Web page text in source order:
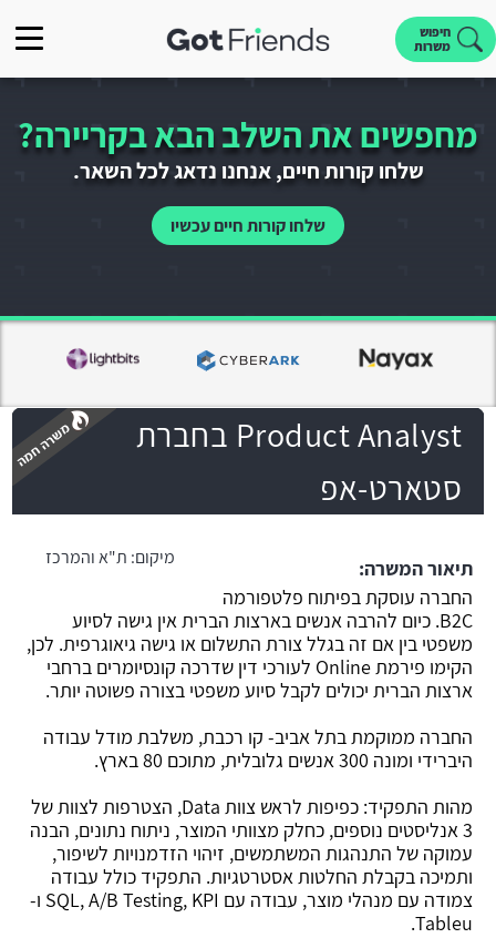
חיפוש
משרות
מחפשים את השלב הבא בקריירה?
שלחו קורות חיים, אנחנו נדאג לכל השאר.
שלחו קורות חיים עכשיו
Product Analyst בחברת
סטארט-אפ
מיקום: ת"א והמרכז
תיאור המשרה:
החברה עוסקת בפיתוח פלטפורמה
B2C. כיום להרבה אנשים בארצות הברית אין גישה לסיוע
משפטי בין אם זה בגלל צורת התשלום או גישה גיאוגרפית. לכן,
הקימו פירמת Online לעורכי דין שדרכה קונסיומרים ברחבי
ארצות הברית יכולים לקבל סיוע משפטי בצורה פשוטה יותר.
החברה ממוקמת בתל אביב- קו רכבת, משלבת מודל עבודה
היברידי ומונה 300 אנשים גלובלית, מתוכם 80 בארץ.
מהות התפקיד: כפיפות לראש צוות Data, הצטרפות לצוות של
3 אנליסטים נוספים, כחלק מצוותי המוצר, ניתוח נתונים, הבנה
עמוקה של התנהגות המשתמשים, זיהוי הזדמנויות לשיפור,
ותמיכה בקבלת החלטות אסטרטגיות. התפקיד כולל עבודה
צמודה עם מנהלי מוצר, עבודה עם SQL, A/B Testing, KPI ו-
Tableu.